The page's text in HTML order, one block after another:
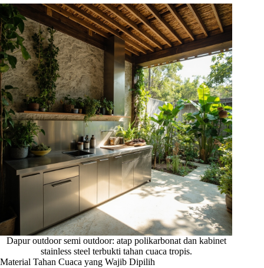
Dapur outdoor semi outdoor: atap polikarbonat dan kabinet
stainless steel terbukti tahan cuaca tropis.
Material Tahan Cuaca yang Wajib Dipilih